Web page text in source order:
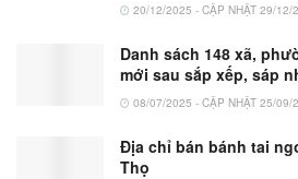
20/12/2025 - CẬP NHẬT 29/12/
Danh sách 148 xã,
mới sau sắp xếp, sáp
08/07/2025 - CẬP NHẬT 25/09/
Địa chỉ bán bánh tai
Thọ